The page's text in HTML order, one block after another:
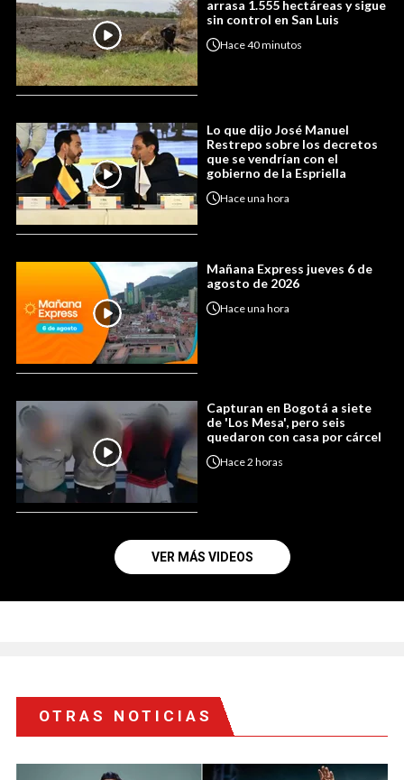
arrasa 1.555 hectáreas y sigue
sin control en San Luis
Hace40 minutos
Lo que dijo José Manuel
Restrepo sobre los decretos
que se vendrían con el
gobierno de la Espriella
Haceuna hora
Mañana Express jueves 6 de
agosto de 2026
Haceuna hora
Capturan en Bogotá a siete
de 'Los Mesa', pero seis
quedaron con casa por cárcel
Hace2 horas
VER MÁS VIDEOS
OTRAS NOTICIAS